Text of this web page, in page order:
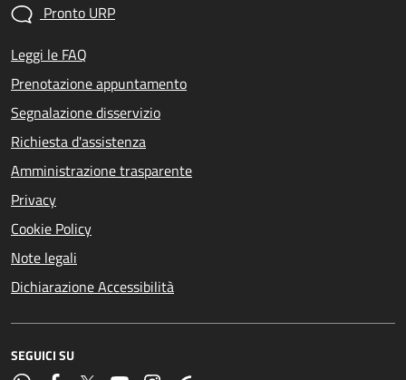
Pronto URP
Leggi le FAQ
Prenotazione appuntamento
Segnalazione disservizio
Richiesta d'assistenza
Amministrazione trasparente
Privacy
Cookie Policy
Note legali
Dichiarazione Accessibilità
SEGUICI SU